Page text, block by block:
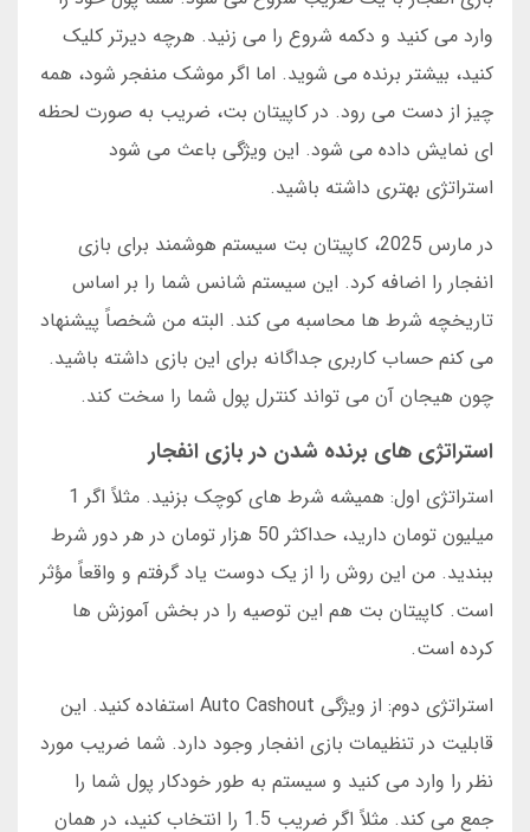
وارد می کنید و دکمه شروع را می زنید. هرچه دیرتر کلیک
کنید، بیشتر برنده می شوید. اما اگر موشک منفجر شود، همه
چیز از دست می رود. در کاپیتان بت، ضریب به صورت لحظه
ای نمایش داده می شود. این ویژگی باعث می شود
استراتژی بهتری داشته باشید.
در مارس 2025، کاپیتان بت سیستم هوشمند برای بازی
انفجار را اضافه کرد. این سیستم شانس شما را بر اساس
تاریخچه شرط ها محاسبه می کند. البته من شخصاً پیشنهاد
می کنم حساب کاربری جداگانه برای این بازی داشته باشید.
چون هیجان آن می تواند کنترل پول شما را سخت کند.
استراتژی های برنده شدن در بازی انفجار
استراتژی اول: همیشه شرط های کوچک بزنید. مثلاً اگر 1
میلیون تومان دارید، حداکثر 50 هزار تومان در هر دور شرط
ببندید. من این روش را از یک دوست یاد گرفتم و واقعاً مؤثر
است. کاپیتان بت هم این توصیه را در بخش آموزش ها
کرده است.
استراتژی دوم: از ویژگی Auto Cashout استفاده کنید. این
قابلیت در تنظیمات بازی انفجار وجود دارد. شما ضریب مورد
نظر را وارد می کنید و سیستم به طور خودکار پول شما را
جمع می کند. مثلاً اگر ضریب 1.5 را انتخاب کنید، در همان